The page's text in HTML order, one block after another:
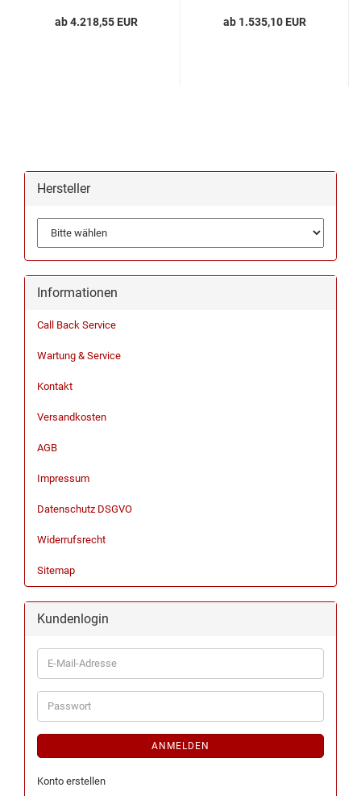
ab 4.218,55 EUR ab 1.535,10 EUR
Hersteller
Informationen
Call Back Service
Wartung & Service
Kontakt
Versandkosten
AGB
Impressum
Datenschutz DSGVO
Widerrufsrecht
Sitemap
Kundenlogin
ANMELDEN
Konto erstellen